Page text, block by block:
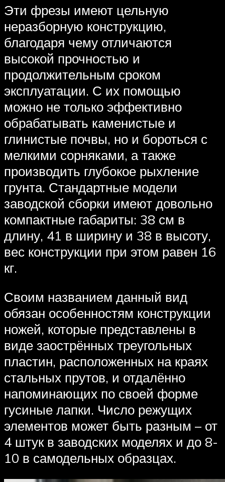
Эти фрезы имеют цельную
неразборную конструкцию,
благодаря чему отличаются
высокой прочностью и
продолжительным сроком
эксплуатации. С их помощью
можно не только эффективно
обрабатывать каменистые и
глинистые почвы, но и бороться с
мелкими сорняками, а также
производить глубокое рыхление
грунта. Стандартные модели
заводской сборки имеют довольно
компактные габариты: 38 см в
длину, 41 в ширину и 38 в высоту,
вес конструкции при этом равен 16
кг.
Своим названием данный вид
обязан особенностям конструкции
ножей, которые представлены в
виде заострённых треугольных
пластин, расположенных на краях
стальных прутов, и отдалённо
напоминающих по своей форме
гусиные лапки. Число режущих
элементов может быть разным – от
4 штук в заводских моделях и до 8-
10 в самодельных образцах.